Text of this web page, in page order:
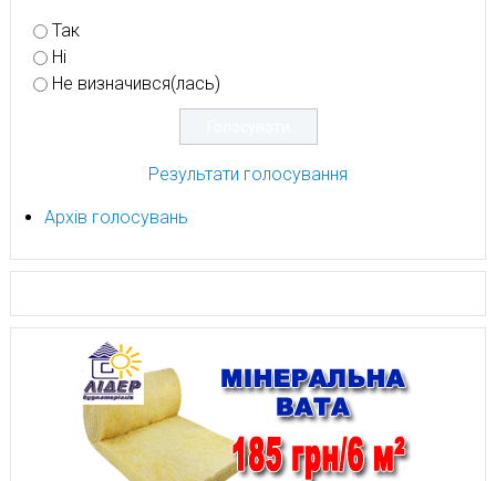
Так
Ні
Не визначився(лась)
Результати голосування
Архів голосувань